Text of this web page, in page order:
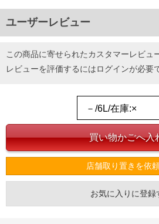
ユーザーレビュー
この商品に寄せられたカスタマーレビュ
レビューを評価するにはログインが必要
店舗取り置きを依
お気に入りに登録